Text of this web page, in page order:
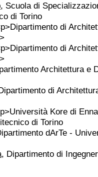
, Scuola di
di Torino
di
di
Architettura e
di
Kore di
di Torino
dArTe -
, Dipartimento di